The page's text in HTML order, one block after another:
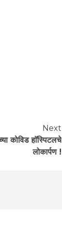
Next
कोविड हाॅस्पिटलचे
लोकार्पण !